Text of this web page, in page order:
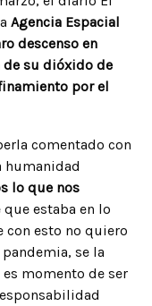
Agencia Espacial
descenso en
de su dióxido de
por el
comentado con
humanidad
lo que nos
estaba en lo
con esto no quiero
se la
momento de ser